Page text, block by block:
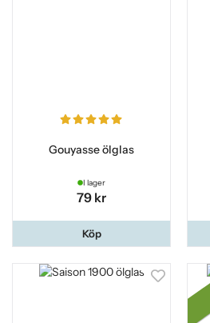
Gouyasse ölglas
I lager
79 kr
Köp